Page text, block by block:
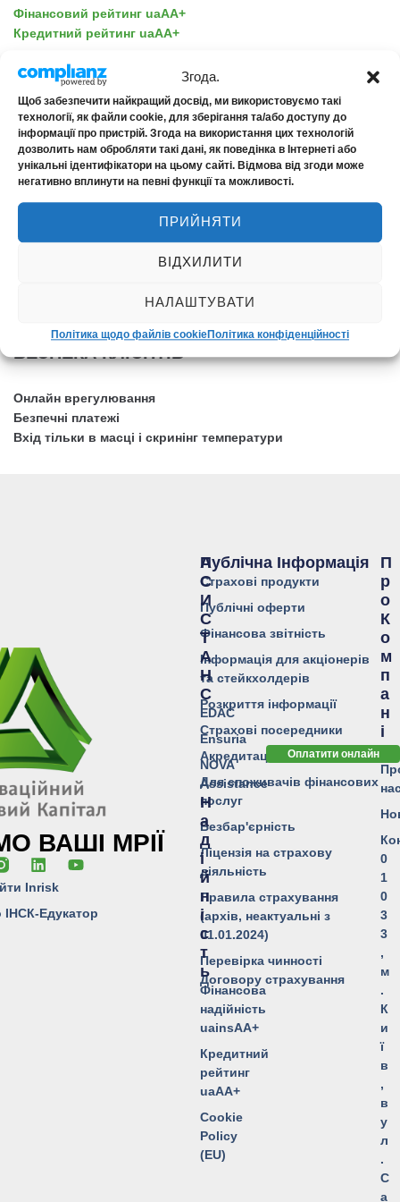
Згода.
Щоб забезпечити найкращий досвід, ми використовуємо такі
технології, як файли cookie, для зберігання та/або доступу до
інформації про пристрій. Згода на використання цих технологій
дозволить нам обробляти такі дані, як поведінка в Інтернеті або
унікальні ідентифікатори на цьому сайті. Відмова від згоди може
негативно вплинути на певні функції та можливості.
ПРИЙНЯТИ
ВІДХИЛИТИ
НАЛАШТУВАТИ
Політика щодо файлів cookieПолітика конфіденційності
Фінансовий рейтинг uaAA+
Кредитний рейтинг uaAA+
АСИСТАНС
EDAC
NOVA Assistance
БЕЗПЕКА КЛІЄНТІВ
Онлайн врегулювання
Безпечні платежі
Вхід тільки в масці і скринінг температури
ВАШІ МРІЇ
Inrisk
ІНСК-Едукатор
Оплатити онлайн
Публічна Інформація
Страхові продукти
Публічні оферти
Фінансова звітність
Інформація для акціонерів
та стейкхолдерів
Розкриття інформації
Страхові посередники
Акредитація у банках
Для споживачів фінансових
послуг
Безбар'єрність
Ліцензія на страхову
діяльність
Правила страхування
(архів, неактуальні з
01.01.2024)
Перевірка чинності
Договору страхування
А
С
И
С
Т
А
Н
С
EDAC
Ensuria
NOVA
Assistance
Н
А
Д
І
Й
Н
І
С
Т
Ь
Фінансова
надійність
uainsAA+
Кредитний
рейтинг
uaAA+
Cookie
Policy
(EU)
П
Р
О
К
О
М
П
А
Н
І
Ю
0
1
0
3
3
,
м
.
К
и
ї
в
,
в
у
л
.
С
а